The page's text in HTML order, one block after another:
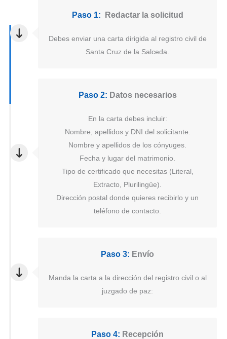
Paso 1: Redactar la solicitud
Debes enviar una carta dirigida al registro civil de
Santa Cruz de la Salceda.
Paso 2: Datos necesarios
En la carta debes incluir:
Nombre, apellidos y DNI del solicitante.
Nombre y apellidos de los cónyuges.
Fecha y lugar del matrimonio.
Tipo de certificado que necesitas (Literal,
Extracto, Plurilingüe).
Dirección postal donde quieres recibirlo y un
teléfono de contacto.
Paso 3: Envío
Manda la carta a la dirección del registro civil o al
juzgado de paz:
Paso 4: Recepción